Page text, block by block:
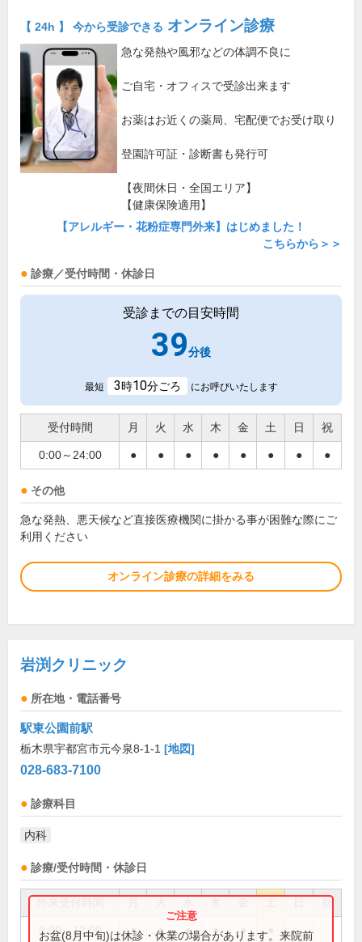
【 24h 】 今から受診できる オンライン診療
急な発熱や風邪などの体調不良に
ご自宅・オフィスで受診出来ます
お薬はお近くの薬局、宅配便でお受け取り
登園許可証・診断書も発行可
【夜間休日・全国エリア】
【健康保険適用】
【アレルギー・花粉症専門外来】はじめました！
こちらから＞＞
診療／受付時間・休診日
受診までの目安時間
39分後
最短 3時10分ごろ にお呼びいたします
受付時間 月 火 水 木 金 土 日 祝
0:00～24:00 ● ● ● ● ● ● ● ●
その他
急な発熱、悪天候など直接医療機関に掛かる事が困難な際にご
利用ください
オンライン診療の詳細をみる
岩渕クリニック
所在地・電話番号
駅東公園前駅
栃木県宇都宮市元今泉8-1-1 [地図]
028-683-7100
診療科目
内科
診療/受付時間・休診日
祝
9:00～12:00 ● ● ● ● ●
お盆(8月中旬)は休診・休業の場合があります。来院前